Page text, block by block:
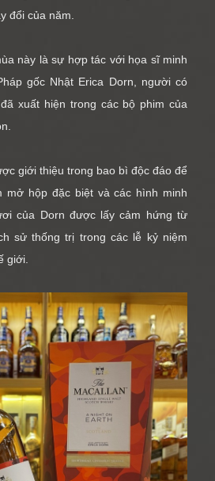
đổi của năm.
này là sự hợp tác với họa sĩ minh
gốc Nhật Erica Dorn, người có
xuất hiện trong các bộ phim của
giới thiệu trong bao bì độc đáo để
mở hộp đặc biệt và các hình minh
của Dorn được lấy cảm hứng từ
sử thống trị trong các lễ kỷ niệm
giới.